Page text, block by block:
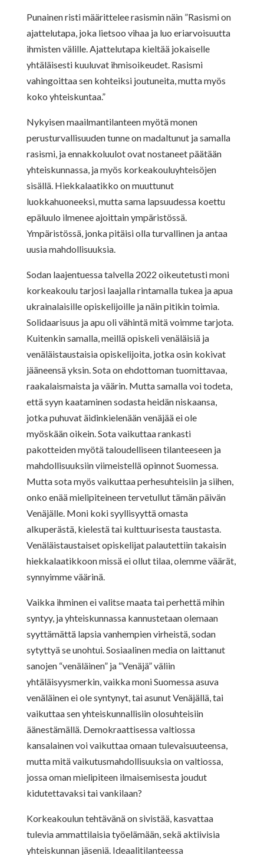
Punainen risti määrittelee rasismin näin ”Rasismi on
ajattelutapa, joka lietsoo vihaa ja luo eriarvoisuutta
ihmisten välille. Ajattelutapa kieltää jokaiselle
yhtäläisesti kuuluvat ihmisoikeudet. Rasismi
vahingoittaa sen kohteiksi joutuneita, mutta myös
koko yhteiskuntaa.”
Nykyisen maailmantilanteen myötä monen
perusturvallisuuden tunne on madaltunut ja samalla
rasismi, ja ennakkoluulot ovat nostaneet päätään
yhteiskunnassa, ja myös korkeakouluyhteisöjen
sisällä. Hiekkalaatikko on muuttunut
luokkahuoneeksi, mutta sama lapsuudessa koettu
epäluulo ilmenee ajoittain ympäristössä.
Ympäristössä, jonka pitäisi olla turvallinen ja antaa
uusia mahdollisuuksia.
Sodan laajentuessa talvella 2022 oikeutetusti moni
korkeakoulu tarjosi laajalla rintamalla tukea ja apua
ukrainalaisille opiskelijoille ja näin pitikin toimia.
Solidaarisuus ja apu oli vähintä mitä voimme tarjota.
Kuitenkin samalla, meillä opiskeli venäläisiä ja
venäläistaustaisia opiskelijoita, jotka osin kokivat
jääneensä yksin. Sota on ehdottoman tuomittavaa,
raakalaismaista ja väärin. Mutta samalla voi todeta,
että syyn kaataminen sodasta heidän niskaansa,
jotka puhuvat äidinkielenään venäjää ei ole
myöskään oikein. Sota vaikuttaa rankasti
pakotteiden myötä taloudelliseen tilanteeseen ja
mahdollisuuksiin viimeistellä opinnot Suomessa.
Mutta sota myös vaikuttaa perhesuhteisiin ja siihen,
onko enää mielipiteineen tervetullut tämän päivän
Venäjälle. Moni koki syyllisyyttä omasta
alkuperästä, kielestä tai kulttuurisesta taustasta.
Venäläistaustaiset opiskelijat palautettiin takaisin
hiekkalaatikkoon missä ei ollut tilaa, olemme väärät,
synnyimme väärinä.
Vaikka ihminen ei valitse maata tai perhettä mihin
syntyy, ja yhteiskunnassa kannustetaan olemaan
syyttämättä lapsia vanhempien virheistä, sodan
sytyttyä se unohtui. Sosiaalinen media on laittanut
sanojen “venäläinen” ja “Venäjä” väliin
yhtäläisyysmerkin, vaikka moni Suomessa asuva
venäläinen ei ole syntynyt, tai asunut Venäjällä, tai
vaikuttaa sen yhteiskunnallisiin olosuhteisiin
äänestämällä. Demokraattisessa valtiossa
kansalainen voi vaikuttaa omaan tulevaisuuteensa,
mutta mitä vaikutusmahdollisuuksia on valtiossa,
jossa oman mielipiteen ilmaisemisesta joudut
kidutettavaksi tai vankilaan?
Korkeakoulun tehtävänä on sivistää, kasvattaa
tulevia ammattilaisia työelämään, sekä aktiivisia
yhteiskunnan jäseniä. Ideaalitilanteessa